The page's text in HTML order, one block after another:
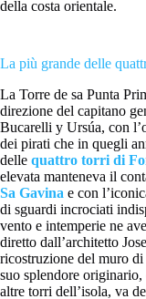
della costa orientale.
La più grande delle
La Torre de sa Punta
direzione del capitano
Bucarelli y Ursúa, con
dei pirati che in quegli
delle quattro torri di
elevata manteneva il
Sa Gavina e con
di sguardi incrociati
vento e intemperie ne
diretto dall’architetto
ricostruzione del muro
suo splendore
altre torri dell’isola, va